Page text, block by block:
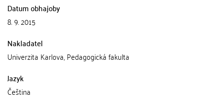
Datum obhajoby
8. 9. 2015
Nakladatel
Univerzita Karlova, Pedagogická fakulta
Jazyk
Čeština